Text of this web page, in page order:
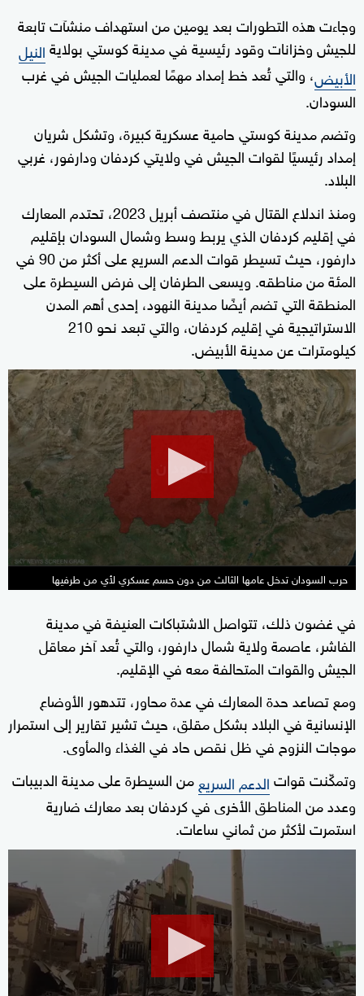
وجاءت هذه التطورات بعد يومين من استهداف منشآت تابعة
للجيش وخزانات وقود رئيسية في مدينة كوستي بولايةالنيل
الأبيض، والتي تُعد خط إمداد مهمًا لعمليات الجيش في غرب
السودان.
وتضم مدينة كوستي حامية عسكرية كبيرة، وتشكل شريان
إمداد رئيسيًا لقوات الجيش في ولايتي كردفان ودارفور، غربي
البلاد.
ومنذ اندلاع القتال في منتصف أبريل 2023، تحتدم المعارك
في إقليم كردفان الذي يربط وسط وشمال السودان بإقليم
دارفور، حيث تسيطر قوات الدعم السريع على أكثر من 90 في
المئة من مناطقه. ويسعى الطرفان إلى فرض السيطرة على
المنطقة التي تضم أيضًا مدينة النهود، إحدى أهم المدن
الاستراتيجية في إقليم كردفان، والتي تبعد نحو 210
كيلومترات عن مدينة الأبيض.
0
seconds
of
minute,
55
seconds
حرب السودان تدخل عامها الثالث من دون حسم عسكري لأي من طرفيها
في غضون ذلك، تتواصل الاشتباكات العنيفة في مدينة
الفاشر، عاصمة ولاية شمال دارفور، والتي تُعد آخر معاقل
الجيش والقوات المتحالفة معه في الإقليم.
ومع تصاعد حدة المعارك في عدة محاور، تتدهور الأوضاع
الإنسانية في البلاد بشكل مقلق، حيث تشير تقارير إلى استمرار
موجات النزوح في ظل نقص حاد في الغذاء والمأوى.
وتمكّنت قواتالدعم السريعمن السيطرة على مدينة الدبيبات
وعدد من المناطق الأخرى في كردفان بعد معارك ضارية
استمرت لأكثر من ثماني ساعات.
seconds
1
minute,
28
seconds